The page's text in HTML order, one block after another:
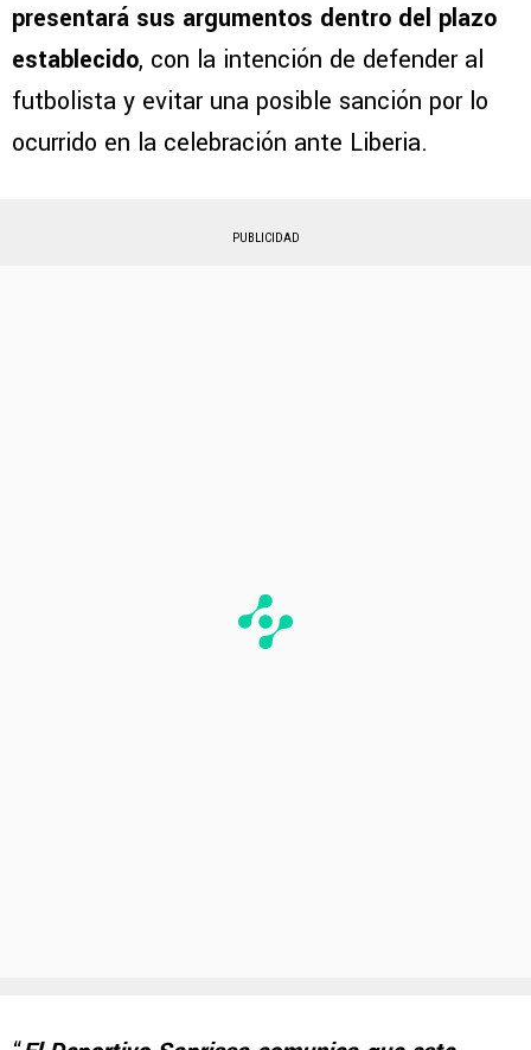
presentará sus argumentos dentro del plazo
establecido, con la intención de defender al
futbolista y evitar una posible sanción por lo
ocurrido en la celebración ante Liberia.
PUBLICIDAD